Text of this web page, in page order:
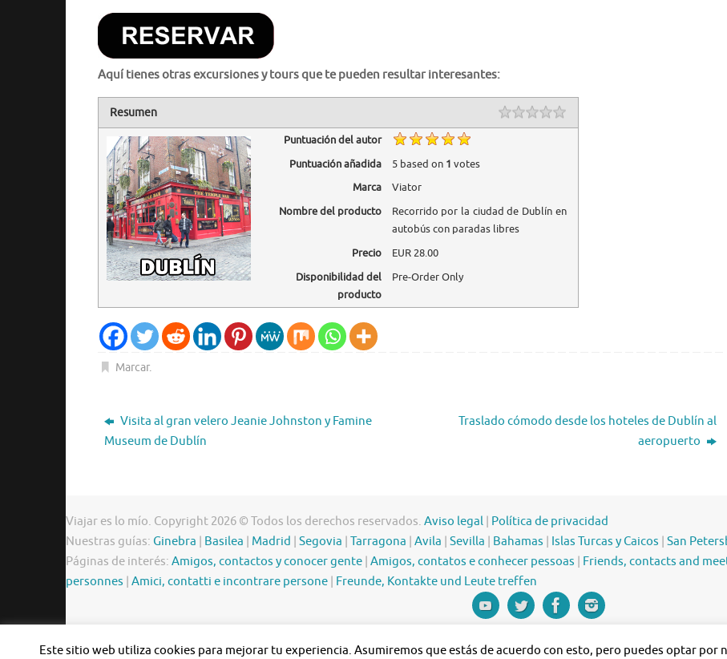
Aquí tienes otras excursiones y tours que te pueden resultar interesantes:
Resumen
Puntuación del autor
Puntuación añadida
5based on 1 votes
Marca
Viator
Nombre del producto
Recorrido por la ciudad de Dublín en
autobús con paradas libres
Precio
EUR28.00
Disponibilidad del
producto
Pre-Order Only
Marcar.
Visita al gran velero Jeanie Johnston y Famine
Museum de Dublín
Traslado cómodo desde los hoteles de Dublín al
aeropuerto
Viajar es lo mío. Copyright 2026 © Todos los derechos reservados. Aviso legal Política de privacidad
Nuestras guías: Ginebra Basilea Madrid Segovia Tarragona Avila Sevilla Bahamas Islas Turcas y Caicos San
Páginas de interés: Amigos, contactos y conocer gente Amigos, contatos e conhecer pessoas Friends, contacts and
personnes Amici, contatti e incontrare persone Freunde, Kontakte und Leute treffen
Este sitio web utiliza cookies para mejorar tu experiencia. Asumiremos que estás de acuerdo con esto, pero puedes optar por